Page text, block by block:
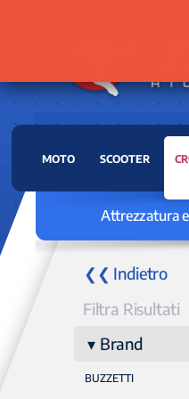
MOTO SCOOTER
Attrezzatura
❮❮ Indietro
Filtra Risultati
Brand
BUZZETTI